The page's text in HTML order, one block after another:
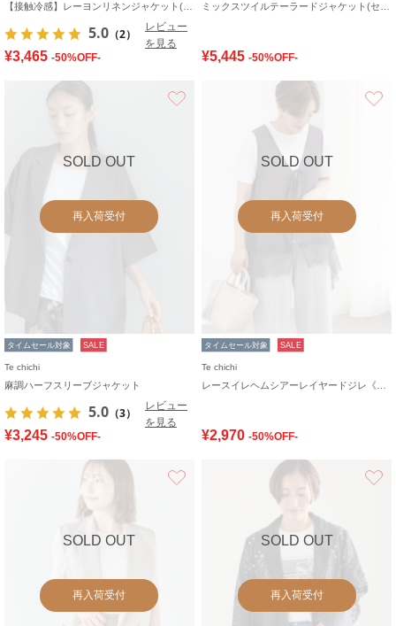
5.0 （2）
レビュー
を見る
¥3,465 -50%OFF- ¥5,445 -50%OFF-
SOLD OUT
再入荷受付
タイムセール対象 SALE
Te chichi
麻調ハーフスリーブジャケット
5.0 （3）
レビュー
を見る
¥3,245 -50%OFF-
SOLD OUT
再入荷受付
タイムセール対象 SALE
Te chichi
¥2,970 -50%OFF-
SOLD OUT
再入荷受付
SOLD OUT
再入荷受付